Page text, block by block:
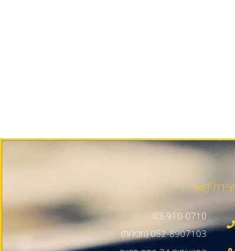
יצירת קשר
03-910-0710
052-8907103 (מכירות)